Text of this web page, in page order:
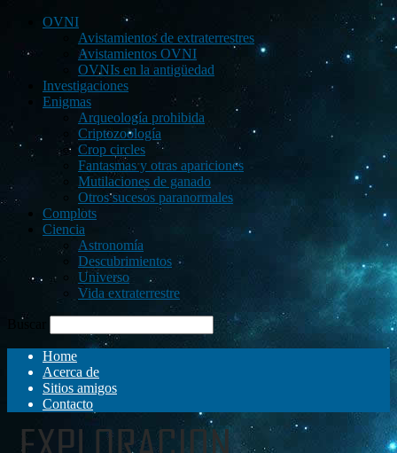
OVNI
Avistamientos de extraterrestres
Avistamientos OVNI
OVNIs en la antigüedad
Investigaciones
Enigmas
Arqueología prohibida
Criptozoología
Crop circles
Fantasmas y otras apariciones
Mutilaciones de ganado
Otros sucesos paranormales
Complots
Ciencia
Astronomía
Descubrimientos
Universo
Vida extraterrestre
Buscar
Home
Acerca de
Sitios amigos
Contacto